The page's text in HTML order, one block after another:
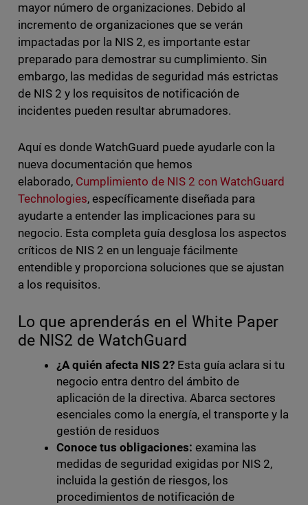
mayor número de organizaciones. Debido al
incremento de organizaciones que se verán
impactadas por la NIS 2, es importante estar
preparado para demostrar su cumplimiento. Sin
embargo, las medidas de seguridad más estrictas
de NIS 2 y los requisitos de notificación de
incidentes pueden resultar abrumadores.
Aquí es donde WatchGuard puede ayudarle con la
nueva documentación que hemos
elaborado, Cumplimiento de NIS 2 con WatchGuard
Technologies, específicamente diseñada para
ayudarte a entender las implicaciones para su
negocio. Esta completa guía desglosa los aspectos
críticos de NIS 2 en un lenguaje fácilmente
entendible y proporciona soluciones que se ajustan
a los requisitos.
Lo que aprenderás en el White Paper
de NIS2 de WatchGuard
¿A quién afecta NIS 2?Esta guía aclara si tu
negocio entra dentro del ámbito de
aplicación de la directiva. Abarca sectores
esenciales como la energía, el transporte y la
gestión de residuos
Conoce tus obligaciones: examina las
medidas de seguridad exigidas por NIS 2,
incluida la gestión de riesgos, los
procedimientos de notificación de